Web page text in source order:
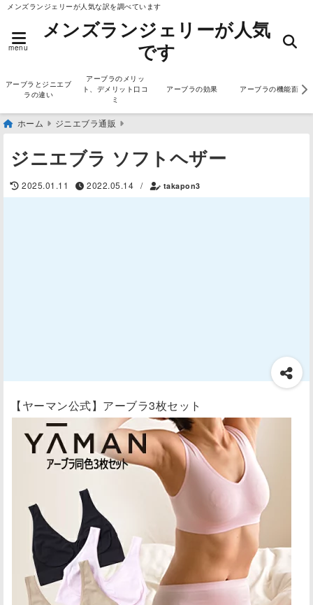
メンズランジェリーが人気な訳を調べています
menu
メンズランジェリーが人気
です
アーブラとジニエブ
ラの違い
アーブラのメリッ
ト、デメリット口コ
ミ
アーブラの効果 アーブラの機能面
ホーム ジニエブラ通販
ジニエブラ ソフトヘザー
2025.01.11 2022.05.14 / takapon3
【ヤーマン公式】アーブラ3枚セット